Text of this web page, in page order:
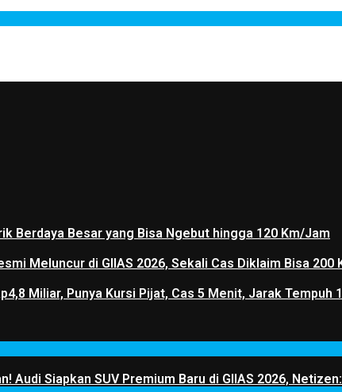
Berdaya Besar yang Bisa Ngebut hingga 120 Km/Jam
Meluncur di GIIAS 2026, Sekali Cas Diklaim Bisa 200
Miliar, Punya Kursi Pijat, Cas 5 Menit, Jarak
Audi Siapkan SUV Premium Baru di GIIAS 2026,